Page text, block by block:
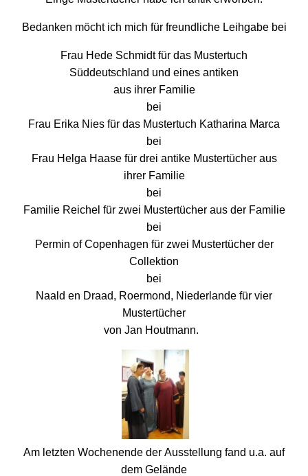
Bedanken möcht ich mich für freundliche Leihgabe bei
Frau Hede Schmidt für das Mustertuch
Süddeutschland und eines antiken
aus ihrer Familie
bei
Frau Erika Nies für das Mustertuch Katharina Marca
bei
Frau Helga Haase für drei antike Mustertücher aus
ihrer Familie
bei
Familie Reichel für zwei Mustertücher aus der Familie
bei
Permin of Copenhagen für zwei Mustertücher der
Collektion
bei
Naald en Draad, Roermond, Niederlande für vier
Mustertücher
von Jan Houtmann.
Am letzten Wochenende der Ausstellung fand u.a. auf
dem Gelände